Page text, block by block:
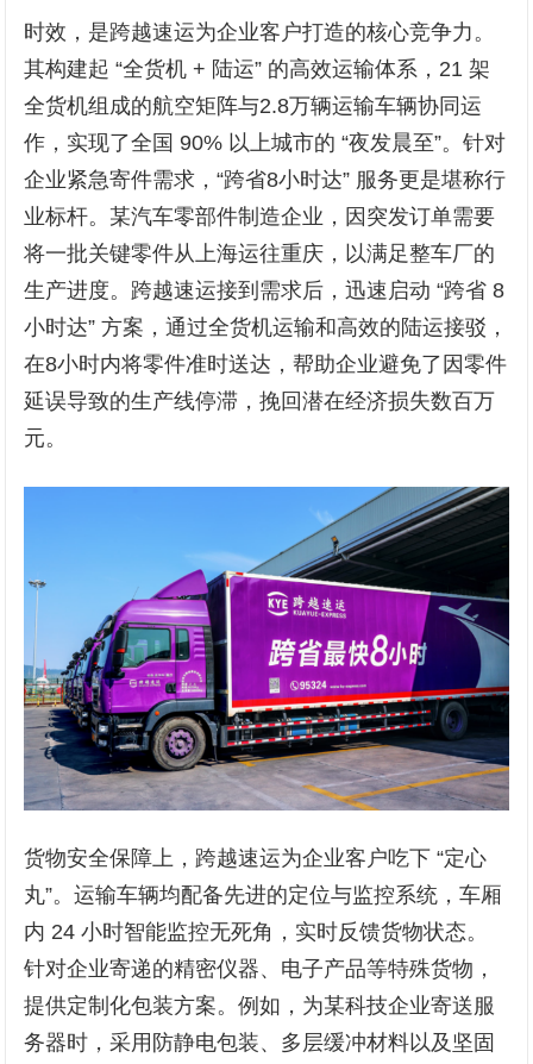
时效，是跨越速运为企业客户打造的核心竞争力。
其构建起 “全货机 + 陆运” 的高效运输体系，21 架
全货机组成的航空矩阵与2.8万辆运输车辆协同运
作，实现了全国 90% 以上城市的 “夜发晨至”。针对
企业紧急寄件需求，“跨省8小时达” 服务更是堪称行
业标杆。某汽车零部件制造企业，因突发订单需要
将一批关键零件从上海运往重庆，以满足整车厂的
生产进度。跨越速运接到需求后，迅速启动 “跨省 8
小时达” 方案，通过全货机运输和高效的陆运接驳，
在8小时内将零件准时送达，帮助企业避免了因零件
延误导致的生产线停滞，挽回潜在经济损失数百万
元。
货物安全保障上，跨越速运为企业客户吃下 “定心
丸”。运输车辆均配备先进的定位与监控系统，车厢
内 24 小时智能监控无死角，实时反馈货物状态。
针对企业寄递的精密仪器、电子产品等特殊货物，
提供定制化包装方案。例如，为某科技企业寄送服
务器时，采用防静电包装、多层缓冲材料以及坚固